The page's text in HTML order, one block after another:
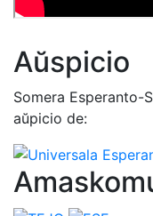
Aŭspicio
Somera Esperanto-
aŭpicio de: